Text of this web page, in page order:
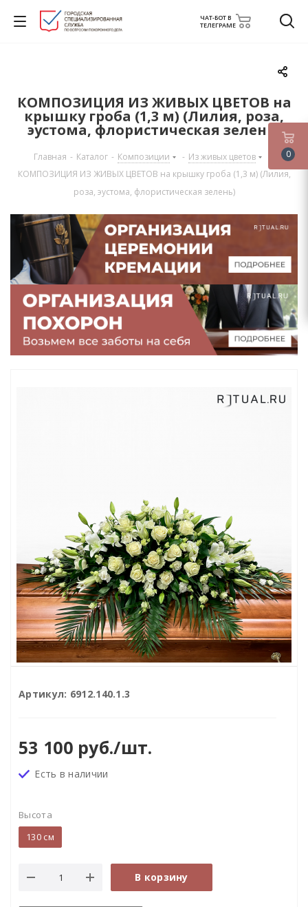
ЧАТ-БОТ В
ТЕЛЕГРАМЕ
КОМПОЗИЦИЯ ИЗ ЖИВЫХ ЦВЕТОВ на
крышку гроба (1,3 м) (Лилия, роза,
эустома, флористическая зелень)
Главная - Каталог - Композиции - Из живых цветов
КОМПОЗИЦИЯ ИЗ ЖИВЫХ ЦВЕТОВ на крышку гроба (1,3 м) (Лилия,
роза, эустома, флористическая зелень)
Артикул: 6912.140.1.3
53 100руб./шт.
Есть в наличии
Высота
130 см
В корзину
0